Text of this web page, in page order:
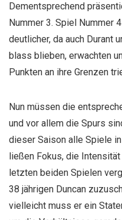
Dementsprechend
Nummer 3. Spiel Nummer
deutlicher, da auch Durant
blass blieben, erwachten
Punkten an ihre Grenzen
Nun müssen die
und vor allem die Spurs
dieser Saison alle Spiele
ließen Fokus, die
letzten beiden Spielen
38 jährigen Duncan
vielleicht muss er ein